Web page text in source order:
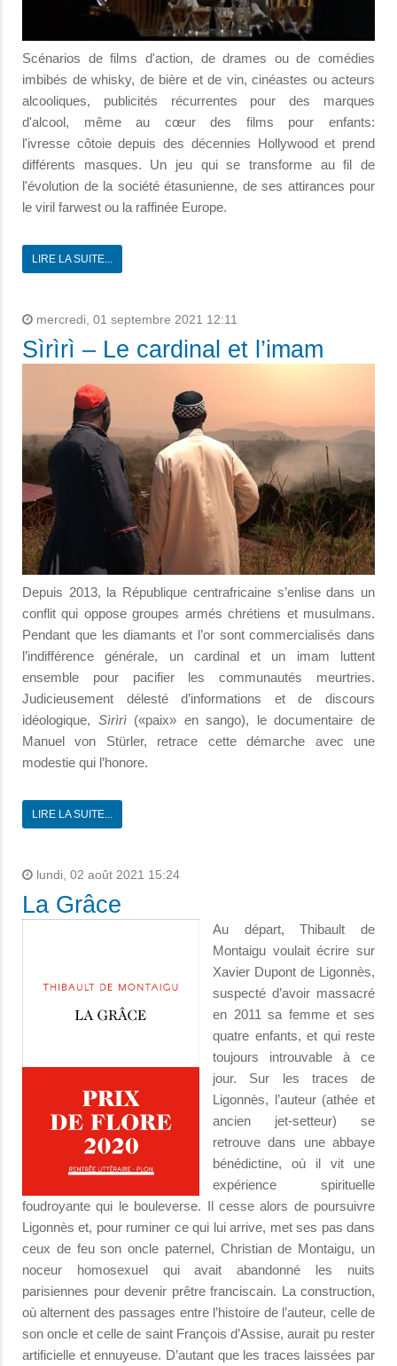
Scénarios de films d'action, de drames ou de comédies
imbibés de whisky, de bière et de vin, cinéastes ou acteurs
alcooliques, publicités récurrentes pour des marques
d'alcool, même au cœur des films pour enfants:
l'ivresse côtoie depuis des décennies Hollywood et prend
différents masques. Un jeu qui se transforme au fil de
l'évolution de la société étasunienne, de ses attirances pour
le viril farwest ou la raffinée Europe.
LIRE LA SUITE...
mercredi, 01 septembre 2021 12:11
Sìrìrì – Le cardinal et l’imam
Depuis 2013, la République centrafricaine s’enlise dans un
conflit qui oppose groupes armés chrétiens et musulmans.
Pendant que les diamants et l’or sont commercialisés dans
l’indifférence générale, un cardinal et un imam luttent
ensemble pour pacifier les communautés meurtries.
Judicieusement délesté d’informations et de discours
idéologique, Sìrìrì («paix» en sango),
le documentaire de
Manuel von Stürler, retrace cette démarche avec une
modestie qui l’honore.
LIRE LA SUITE...
lundi, 02 août 2021 15:24
La Grâce
Au départ, Thibault de
Montaigu voulait écrire sur
Xavier Dupont de Ligonnès,
suspecté d’avoir massacré
en 2011 sa femme et ses
quatre enfants, et qui reste
toujours introuvable à ce
jour. Sur les traces de
Ligonnès, l’auteur (athée et
ancien jet-setteur) se
retrouve dans une abbaye
bénédictine, où il vit une
expérience spirituelle
foudroyante qui le bouleverse. Il cesse alors de poursuivre
Ligonnès et, pour ruminer ce qui lui arrive, met ses pas dans
ceux de feu son oncle paternel, Christian de Montaigu, un
noceur homosexuel qui avait abandonné les nuits
parisiennes pour devenir prêtre franciscain. La construction,
où alternent des passages entre l’histoire de l’auteur, celle de
son oncle et celle de saint François d’Assise, aurait pu rester
artificielle et ennuyeuse. D’autant que les traces laissées par